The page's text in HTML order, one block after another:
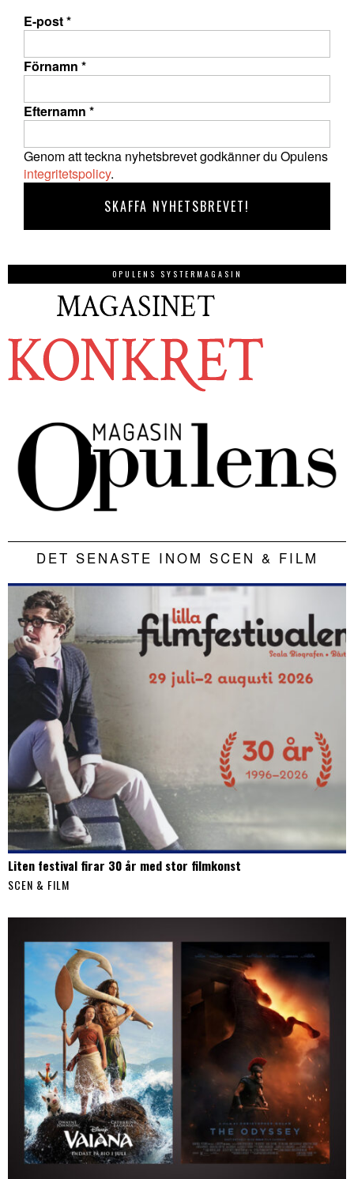
E-post*
Förnamn *
Efternamn *
Genom att teckna nyhetsbrevet godkänner du Opulens
integritetspolicy.
OPULENS SYSTERMAGASIN
DET SENASTE INOM SCEN & FILM
Liten festival firar 30 år med stor filmkonst
SCEN & FILM